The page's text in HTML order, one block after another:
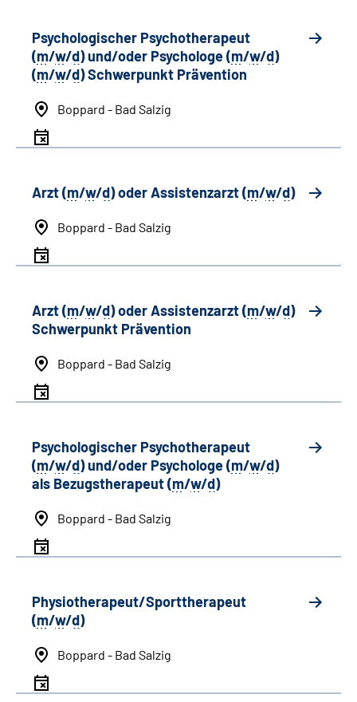
Psychologischer Psychotherapeut
(m/w/d) und/oder Psychologe (m/w/d)
(m/w/d) Schwerpunkt Prävention
Boppard - Bad Salzig
Arzt (m/w/d) oder Assistenzarzt (m/w/d)
Boppard - Bad Salzig
Arzt (m/w/d) oder Assistenzarzt (m/w/d)
Schwerpunkt Prävention
Boppard - Bad Salzig
Psychologischer Psychotherapeut
(m/w/d) und/oder Psychologe (m/w/d)
als Bezugstherapeut (m/w/d)
Boppard - Bad Salzig
Physiotherapeut/Sporttherapeut
(m/w/d)
Boppard - Bad Salzig